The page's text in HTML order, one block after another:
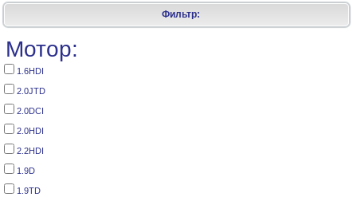
Фильтр:
Мотор:
1.6HDI
2.0JTD
2.0DCI
2.0HDI
2.2HDI
1.9D
1.9TD